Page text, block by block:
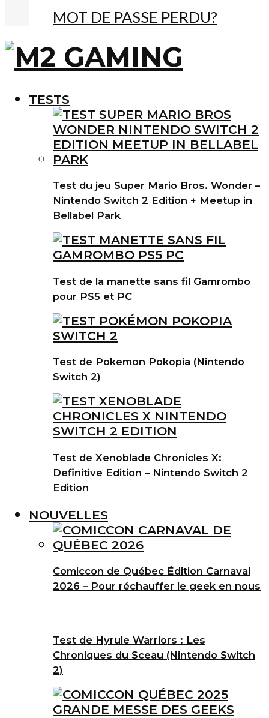
MOT DE PASSE PERDU?
TESTS
Test du jeu Super Mario Bros. Wonder –
Nintendo Switch 2 Edition + Meetup in
Bellabel Park
Test de la manette sans fil Gamrombo
pour PS5 et PC
Test de Pokemon Pokopia (Nintendo
Switch 2)
Test de Xenoblade Chronicles X:
Definitive Edition – Nintendo Switch 2
Edition
NOUVELLES
Comiccon de Québec Édition Carnaval
2026 – Pour réchauffer le geek en nous
Test de Hyrule Warriors : Les
Chroniques du Sceau (Nintendo Switch
2)